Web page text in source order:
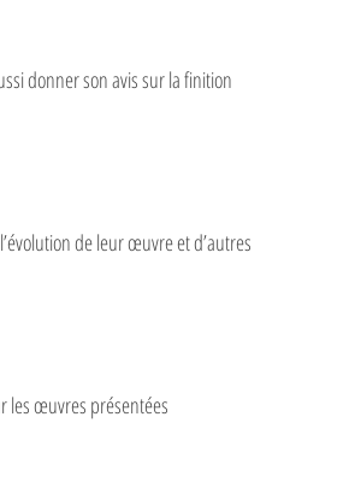
donner son avis sur la finition
de leur œuvre et d’autres
les œuvres présentées